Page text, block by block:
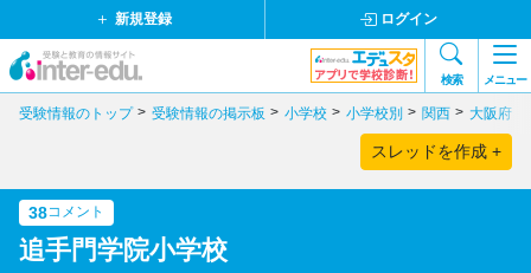
新規登録 ログイン
検索 メニュー
受験情報のトップ 受験情報の掲示板 小学校 小学校別 関西 大阪府
スレッドを作成 +
38コメント
追手門学院小学校